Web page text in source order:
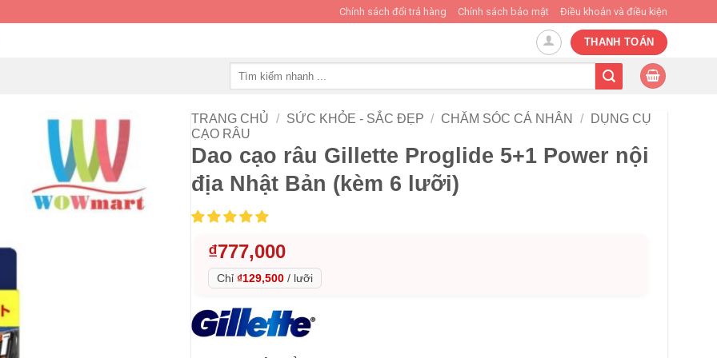
Chính sách đổi trả hàng Chính sách bảo mật Điều khoản và điều kiện
THANH TOÁN
TRANG CHỦ / SỨC KHỎE - SẮC ĐẸP / CHĂM SÓC CÁ NHÂN /
DỤNG CỤ
CẠO RÂU
Dao cạo râu Gillette Proglide 5+1 Power nội
địa Nhật Bản (kèm 6 lưỡi)
₫777,000
Chỉ ₫129,500 / lưỡi